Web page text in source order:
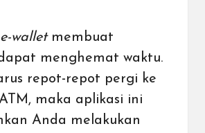
e-walletmembuat
menghemat waktu.
repot-repot pergi ke
maka aplikasi ini
Anda melakukan